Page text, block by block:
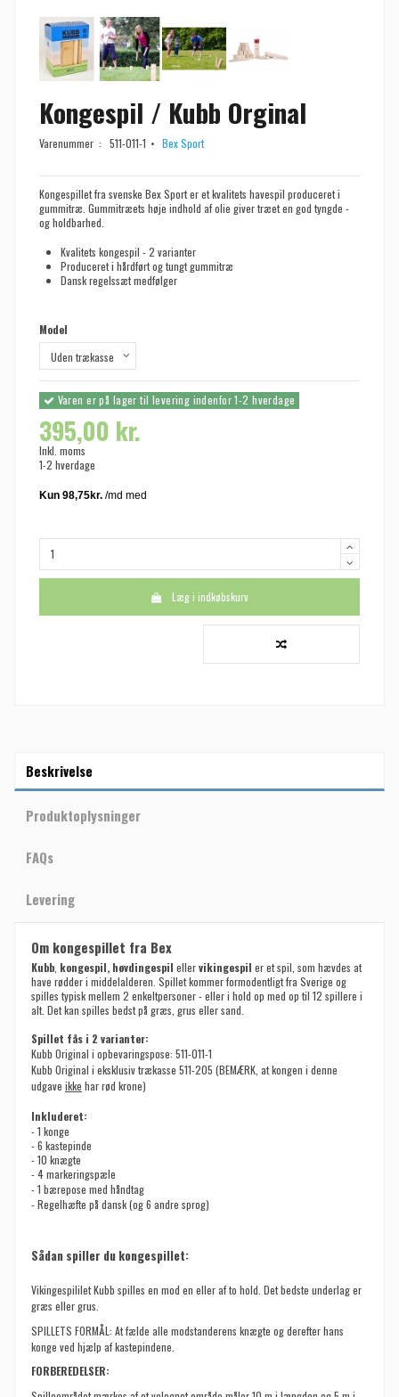
Kongespil / Kubb Orginal
Varenummer : 511-011-1 Bex Sport
Kongespillet fra svenske Bex Sport er et kvalitets havespil produceret i
gummitræ. Gummitræets høje indhold af olie giver træet en god tyngde -
og holdbarhed.
Kvalitets kongespil - 2 varianter
Produceret i hårdført og tungt gummitræ
Dansk regelssæt medfølger
Model
Varen er på lager til levering indenfor 1-2 hverdage
395,00 kr.
Inkl. moms
1-2 hverdage
Læg i indkøbskurv
Beskrivelse
Produktoplysninger
FAQs
Levering
Om kongespillet fra Bex
Kubb kongespil, høvdingespil ellervikingespil er etspil , som hævdes at
have rødder i middelalderen. Spillet kommer formodentligt fra Sverige og
spilles typisk mellem 2 enkeltpersoner - eller i hold op med op til 12 spillere i
alt. Det kan spilles bedst på græs, grus eller sand.
Spillet fås i 2 varianter:
Kubb Original i opbevaringspose: 511-011-1
Kubb Original i eksklusivtrækasse 511-205 (BEMÆRK, at kongen i denne
udgave ikke har rød krone)
Inkluderet:
- 1 konge
- 6 kastepinde
- 10 knægte
- 4 markeringspæle
- 1 bærepose med håndtag
- Regelhæfte på dansk (og 6 andre sprog)
Sådan spiller du kongespillet:
Vikingespililet Kubb spilles en mod en eller af to hold. Det bedste underlag er
græs eller grus.
SPILLETS FORMÅL: At fælde alle modstanderens knægte og derefter hans
konge ved hjælp af kastepindene.
FORBEREDELSER: